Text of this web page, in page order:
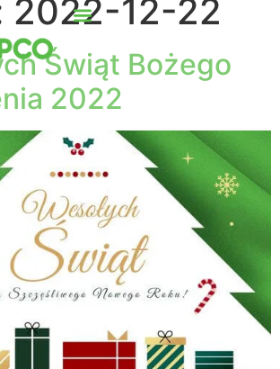
2022-12-22
Świąt Bożego
2022